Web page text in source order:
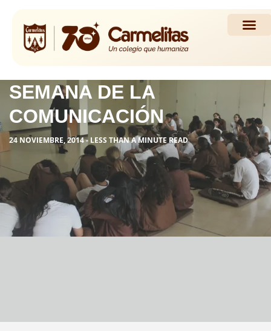
SEMANA DE LA
COMUNICACIÓN
24 NOVIEMBRE, 2014 - LESS THAN A MINUTE READ